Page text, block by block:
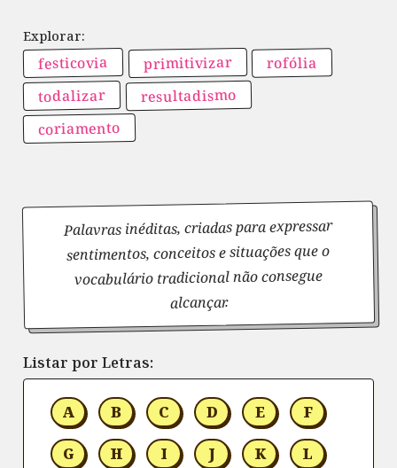
festicovia primitivizar rofólia
todalizar resultadismo
coriamento
Palavras inéditas, criadas para expressar
sentimentos, conceitos e situações que o
vocabulário tradicional não consegue
alcançar.
Listar por Letras:
A B C D E F
G H I J K L